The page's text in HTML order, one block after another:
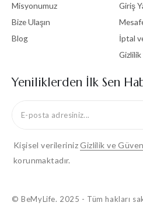
Misyonumuz
Bize Ulaşın
Blog
Giriş
İptal
Yeniliklerden İlk Sen
Kişisel verilerinizGizlilik ve
korunmaktadır.
© BeMyLife. 2025 - Tüm hakları